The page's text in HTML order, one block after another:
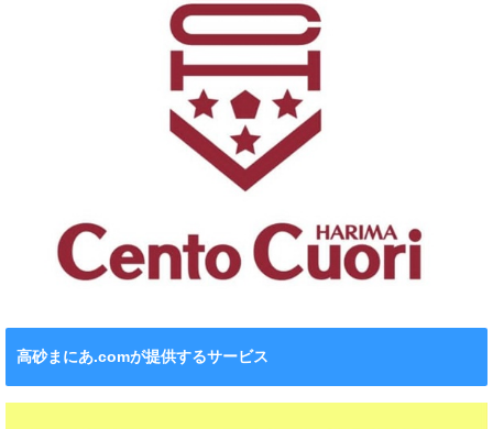
高砂まにあ.comが提供するサービス